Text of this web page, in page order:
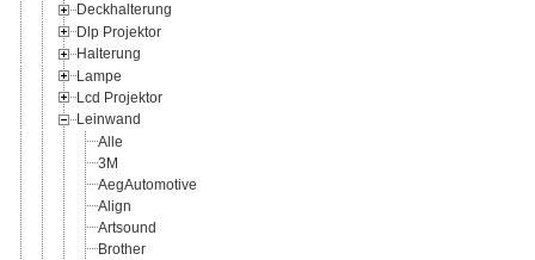
Deckhalterung
Dlp Projektor
Halterung
Lampe
Lcd Projektor
Leinwand
Alle
3M
AegAutomotive
Align
Artsound
Brother